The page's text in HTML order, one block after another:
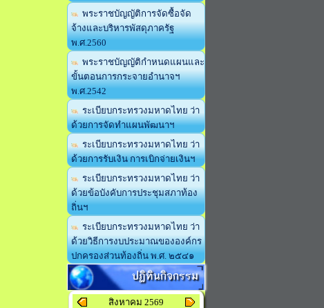
พระราชบัญญัติการจัดซื้อจัด
จ้างและบริหารพัสดุภาครัฐ
พ.ศ.2560
พระราชบัญญัติกำหนดแผนและ
ขั้นตอนการกระจายอำนาจฯ
พ.ศ.2542
ระเบียบกระทรวงมหาดไทย ว่า
ด้วยการจัดทำแผนพัฒนาฯ
ระเบียบกระทรวงมหาดไทย ว่า
ด้วยการรับเงิน การเบิกจ่ายเงินฯ
ระเบียบกระทรวงมหาดไทย ว่า
ด้วยข้อบังคับการประชุมสภาท้อง
ถิ่นฯ
ระเบียบกระทรวงมหาดไทย ว่า
ด้วยวิธีการงบประมาณขององค์กร
ปกครองส่วนท้องถิ่น พ.ศ. ๒๕๔๑
ปฏิทินกิจกรรม
สิงหาคม 2569